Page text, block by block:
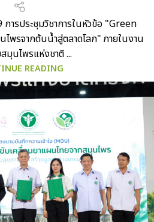
ารประชุมวิชาการในหัวข้อ "Green
พรจากต้นน้ำสู่ตลาดโลก" ภายในงาน
มุนไพรแห่งชาติ ...
READING